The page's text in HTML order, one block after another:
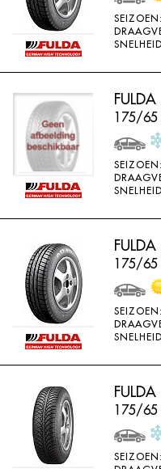
175/65
175/65
175/65